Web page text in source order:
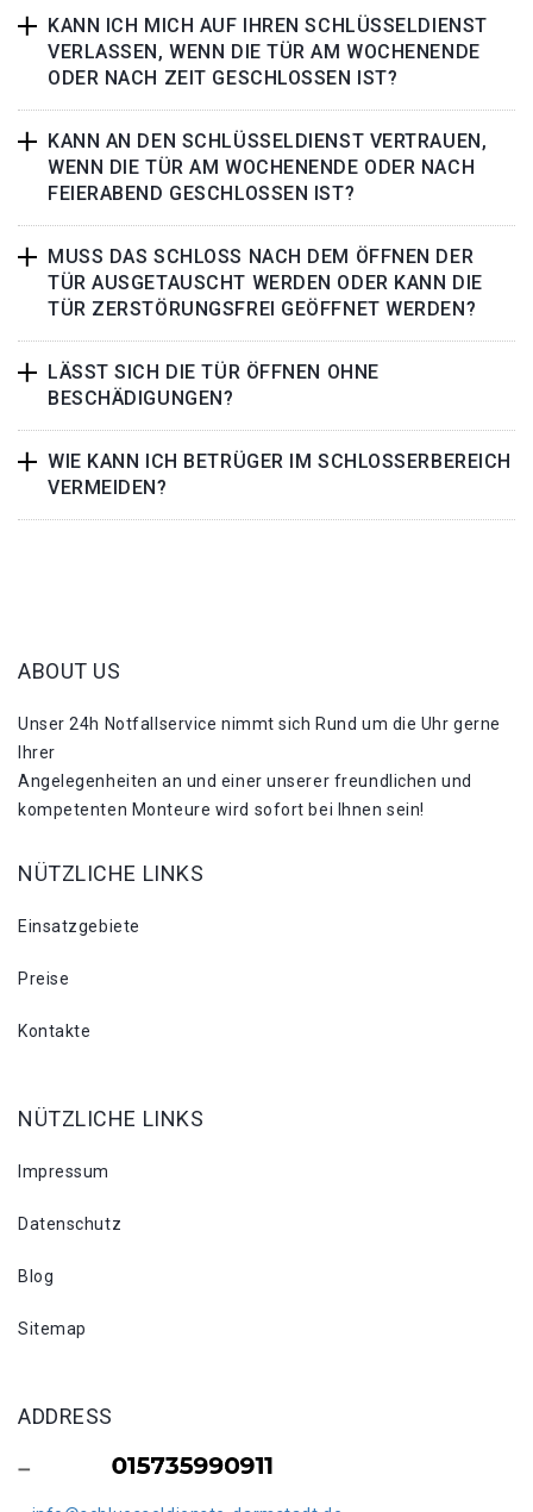
KANN ICH MICH AUF IHREN SCHLÜSSELDIENST
VERLASSEN, WENN DIE TÜR AM WOCHENENDE
ODER NACH ZEIT GESCHLOSSEN IST?
KANN AN DEN SCHLÜSSELDIENST VERTRAUEN,
WENN DIE TÜR AM WOCHENENDE ODER NACH
FEIERABEND GESCHLOSSEN IST?
MUSS DAS SCHLOSS NACH DEM ÖFFNEN DER
TÜR AUSGETAUSCHT WERDEN ODER KANN DIE
TÜR ZERSTÖRUNGSFREI GEÖFFNET WERDEN?
LÄSST SICH DIE TÜR ÖFFNEN OHNE
BESCHÄDIGUNGEN?
WIE KANN ICH BETRÜGER IM SCHLOSSERBEREICH
VERMEIDEN?
ABOUT US
Unser 24h Notfallservice nimmt sich Rund um die Uhr gerne
Ihrer
Angelegenheiten an und einer unserer freundlichen und
kompetenten Monteure wird sofort bei Ihnen sein!
NÜTZLICHE LINKS
Einsatzgebiete
Preise
Kontakte
NÜTZLICHE LINKS
Impressum
Datenschutz
Blog
Sitemap
ADDRESS